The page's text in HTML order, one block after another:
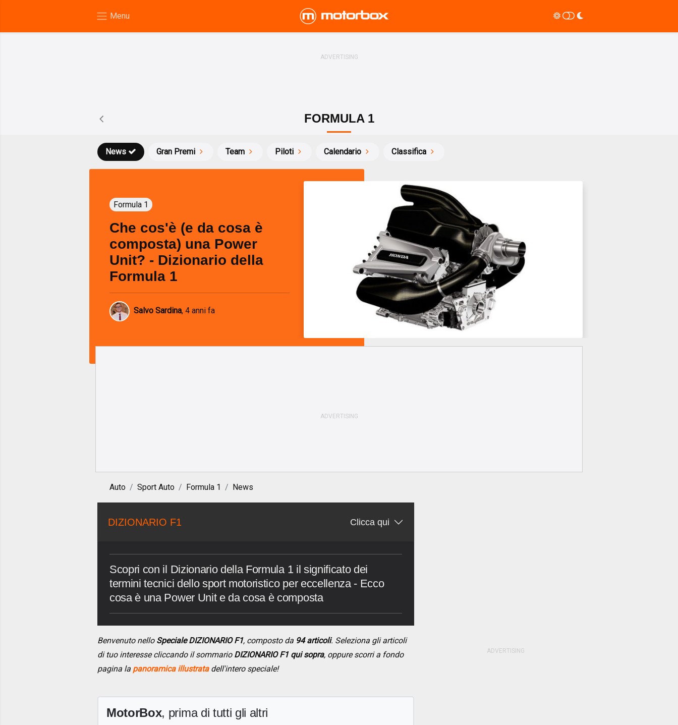
FORMULA 1
News Gran Premi Team Piloti Calendario Classifica
Formula 1
Che cos'è (e da cosa è
composta) una Power
Unit? - Dizionario della
Formula 1
Salvo Sardina, 4 anni fa
Auto Sport Auto Formula 1 News
DIZIONARIO F1 Clicca qui
Scopri con il Dizionario della Formula 1 il significato dei
termini tecnici dello sport motoristico per eccellenza - Ecco
cosa è una Power Unit e da cosa è composta
Benvenuto nello Speciale DIZIONARIO F1, composto da 94 articoli. Seleziona gli articoli
di tuo interesse cliccando il sommario DIZIONARIO F1 qui sopra, oppure scorri a fondo
pagina la panoramica illustratadell'intero speciale!
MotorBox, prima di tutti gli altri